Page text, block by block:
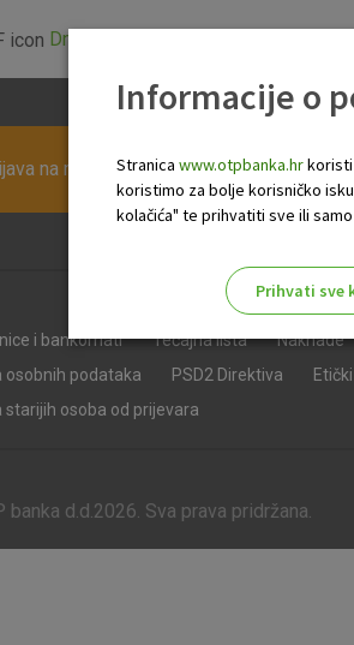
Dnevno financijsko izvješće.pdf
na newsletter OTP banke
i bankomati Tečajna lista Naknade
osobnih podataka
PSD2 Direktiva
starijih osoba od prijevara
banka d.d.2026. Sva prava pridržana.
Informacije o
Stranica www.otpbanka.hrkoristi
koristimo za bolje korisničko
kolačića" te prihvatiti sve ili
Prihvati sve